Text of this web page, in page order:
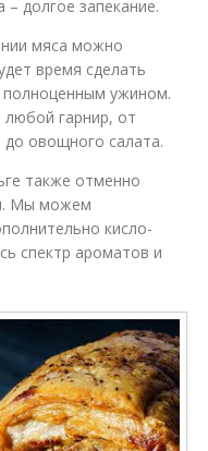
долгое запекание.
мяса можно
время сделать
полноценным ужином.
гарнир, от
до овощного салата.
также отменно
Мы можем
кисло-
спектр ароматов и